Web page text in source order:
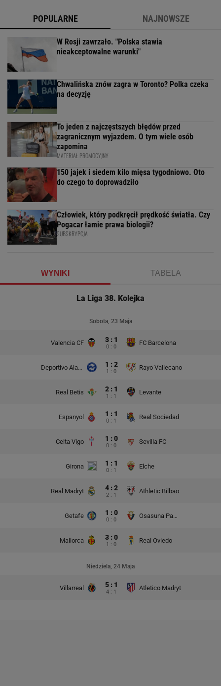
POPULARNE NAJNOWSZE
W Rosji zawrzało. "Polska stawia
nieakceptowalne warunki"
Chwalińska znów zagra w Toronto? Polka czeka
na decyzję
To jeden z najczęstszych błędów przed
zagranicznym wyjazdem. O tym wiele osób
zapomina
MATERIAŁ PROMOCYJNY
150 jajek i siedem kilo mięsa tygodniowo. Oto
do czego to doprowadziło
Człowiek, który podkręcił prędkość światła. Czy
Pogacar łamie prawa biologii?
SUBSKRYPCJA
WYNIKI TABELA
La Liga 38. Kolejka
Sobota, 23 Maja
Valencia CF 3 : 1
0 : 0
FC Barcelona
Deportivo Alaves 1 : 2
1 : 0
Rayo Vallecano
Real Betis 2 : 1
1 : 1
Levante
Espanyol 1 : 1
0 : 1
Real Sociedad
Celta Vigo 1 : 0
0 : 0
Sevilla FC
Girona 1 : 1
0 : 1
Elche
Real Madryt 4 : 2
2 : 1
Athletic Bilbao
Getafe 1 : 0
0 : 0
Osasuna Pampeluna
Mallorca 3 : 0
1 : 0
Real Oviedo
Niedziela, 24 Maja
Villarreal 5 : 1
4 : 1
Atletico Madryt